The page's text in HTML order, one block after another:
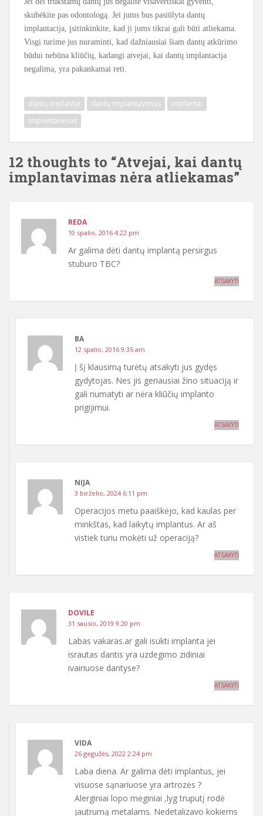
skubėkite pas odontologą. Jei jums bus pasiūlyta dantų
implantacija, įsitinkinkite, kad ji jums tikrai gali būti atliekama.
Visgi turime jus nuraminti, kad dažniausiai šiam dantų atkūrimo
būdui nebūna kliūčių, kadangi atvejai, kai dantų implantacija
negalima, yra pakankamai reti.
dantų implantai dantų implantavimas
implantai
Implantavimas
12 thoughts to “Atvejai, kai dantų
implantavimas nėra atliekamas”
REDA
10 spalio, 2016 4:22 pm
Ar galima dėti dantų implantą persirgus
stuburo TBC?
ATSAKYTI
BA
12 spalio, 2016 9:35 am
Į šį klausimą turėtų atsakyti jus gydęs
gydytojas. Nes jis geriausiai žino situaciją ir
gali numatyti ar nėra kliūčių implanto
prigijimui.
ATSAKYTI
NIJA
3 birželio, 2024 6:11 pm
Operacijos metu paaiškėjo, kad kaulas per
minkštas, kad laikytų implantus. Ar aš
vistiek turiu mokėti už operaciją?
ATSAKYTI
DOVILE
31 sausio, 2019 9:20 pm
Labas vakaras.ar gali isukti implanta jei
israutas dantis yra uzdegimo zidiniai
ivairiuose dantyse?
ATSAKYTI
VIDA
26 gegužės, 2022 2:24 pm
Laba diena. Ar galima dėti implantus, jei
visuose sąnariuose yra artrozės ?
Alerginiai lopo mėginiai ,lyg truputį rodė
jautrumą metalams. Nedetalizavo kokiems